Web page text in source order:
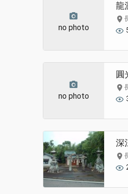
no photo
龍
no photo
圓
深